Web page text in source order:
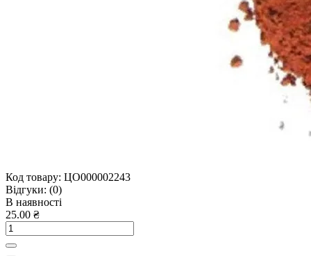
Код товару: ЦО000002243
Відгуки: (0)
В наявності
25.00 ₴